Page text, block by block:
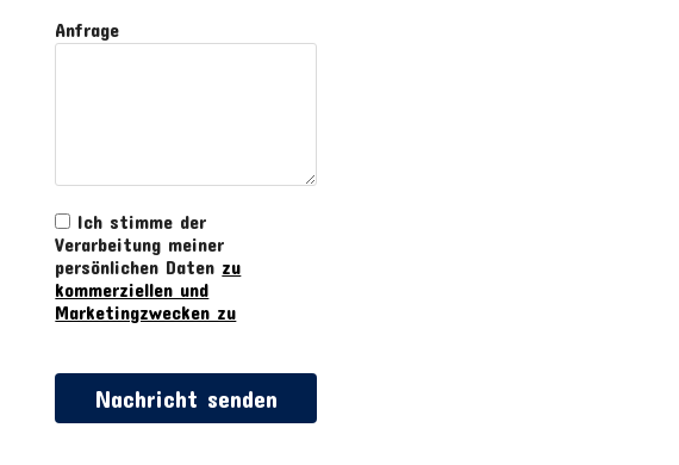
Anfrage
Ich stimme der
Verarbeitung meiner
persönlichen Daten zu
kommerziellen und
Marketingzwecken zu
Nachricht senden